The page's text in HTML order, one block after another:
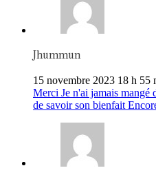
Jhummun
15 novembre 2023 18 h 55
Merci Je n'ai jamais mangé
de savoir son bienfait